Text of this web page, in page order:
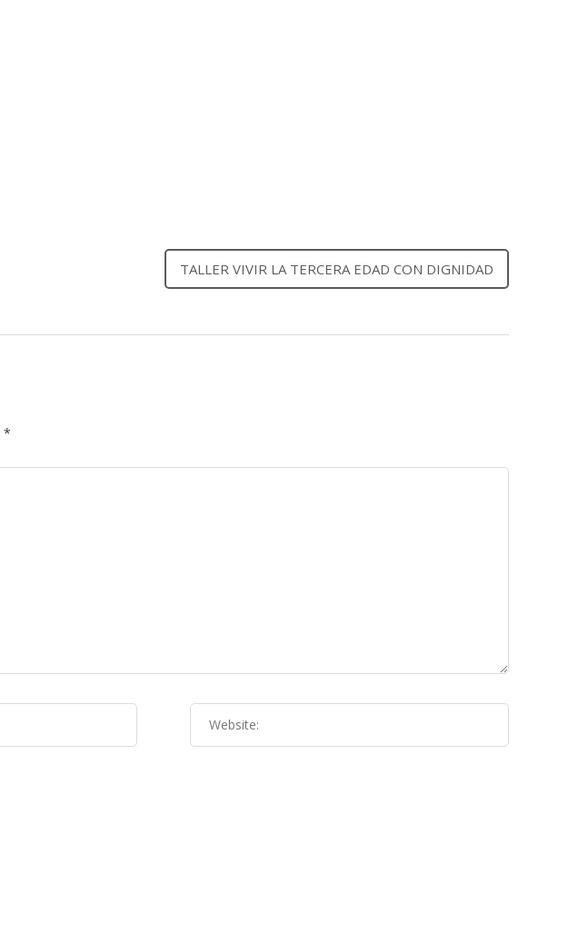
TALLER VIVIR LA TERCERA EDAD CON DIGNIDAD
*